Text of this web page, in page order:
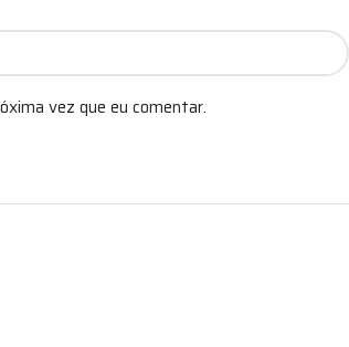
vez que eu comentar.